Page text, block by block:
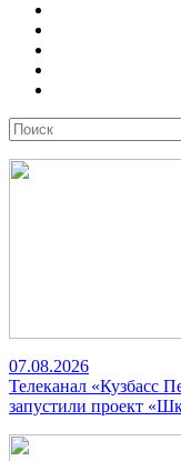
07.08.2026
Телеканал «Кузбасс
запустили проект